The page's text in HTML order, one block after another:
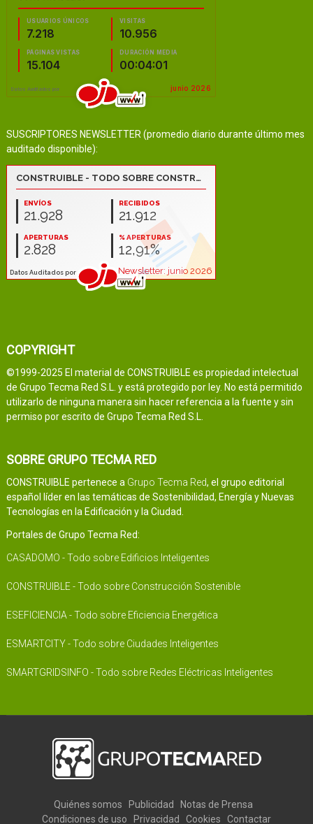
SUSCRIPTORES NEWSLETTER (promedio diario durante último mes
auditado disponible):
COPYRIGHT
©1999-2025 El material de CONSTRUIBLE es propiedad intelectual
de Grupo Tecma Red S.L. y está protegido por ley. No está permitido
utilizarlo de ninguna manera sin hacer referencia a la fuente y sin
permiso por escrito de Grupo Tecma Red S.L.
SOBRE GRUPO TECMA RED
CONSTRUIBLE pertenece a Grupo Tecma Red, el grupo editorial
español líder en las temáticas de Sostenibilidad, Energía y Nuevas
Tecnologías en la Edificación y la Ciudad.
Portales de Grupo Tecma Red:
CASADOMO - Todo sobre Edificios Inteligentes
CONSTRUIBLE - Todo sobre Construcción Sostenible
ESEFICIENCIA - Todo sobre Eficiencia Energética
ESMARTCITY - Todo sobre Ciudades Inteligentes
SMARTGRIDSINFO - Todo sobre Redes Eléctricas Inteligentes
Quiénes somos Publicidad
Notas de Prensa
Condiciones de uso
Privacidad Cookies Contactar